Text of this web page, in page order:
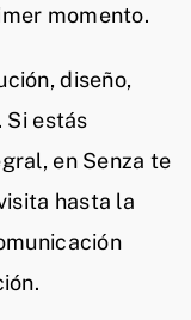
momento.
diseño,
Si estás
en Senza te
hasta la